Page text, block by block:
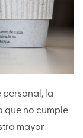
personal, la
que no cumple
mayor